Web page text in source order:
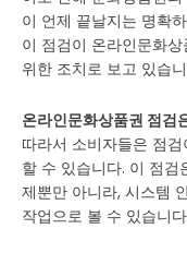
이 언제 끝날지는 명확
이 점검이 온라인문화
위한 조치로 보고 있습
온라인문화상품권 점검
따라서 소비자들은 점
할 수 있습니다. 이 점
제뿐만 아니라, 시스템
작업으로 볼 수 있습니